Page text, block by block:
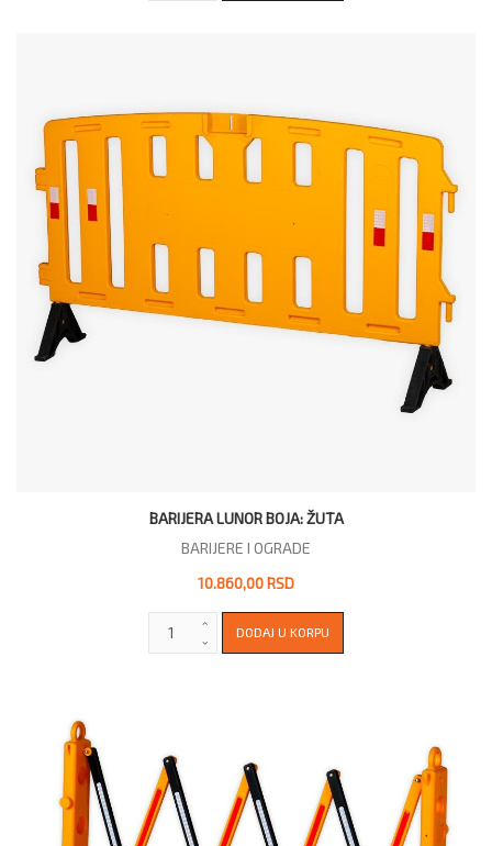
BARIJERA LUNOR BOJA: ŽUTA
BARIJERE I OGRADE
10.860,00 RSD